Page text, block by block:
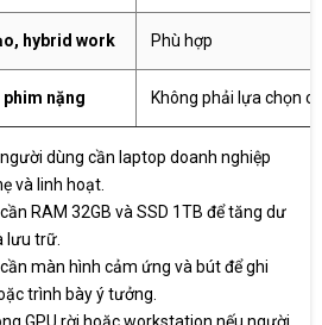
hybrid work Phù hợp
phim nặng Không phải lựa chọn
dùng cần laptop doanh nghiệp
và linh hoạt.
RAM 32GB và SSD 1TB để tăng dư
lưu trữ.
màn hình cảm ứng và bút để ghi
trình bày ý tưởng.